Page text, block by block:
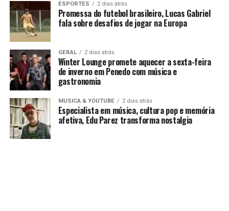
ESPORTES 2 dias atrás
Promessa do futebol brasileiro, Lucas Gabriel
fala sobre desafios de jogar na Europa
GERAL 2 dias atrás
Winter Lounge promete aquecer a sexta-feira
de inverno em Penedo com música e
gastronomia
MUSICA & YOUTUBE 2 dias atrás
Especialista em música, cultura pop e memória
afetiva, Edu Parez transforma nostalgia